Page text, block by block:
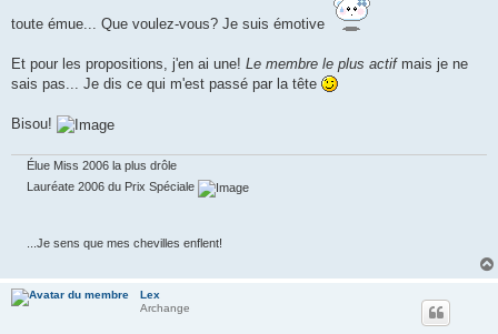
toute émue... Que voulez-vous? Je suis émotive
Et pour les propositions, j'en ai une! Le membre le plus actifmais je ne
sais pas... Je dis ce qui m'est passé par la tête
Bisou!
Miss 2006 la plus drôle
2006 du Prix Spéciale
sens que mes chevilles enflent!
Lex
Archange